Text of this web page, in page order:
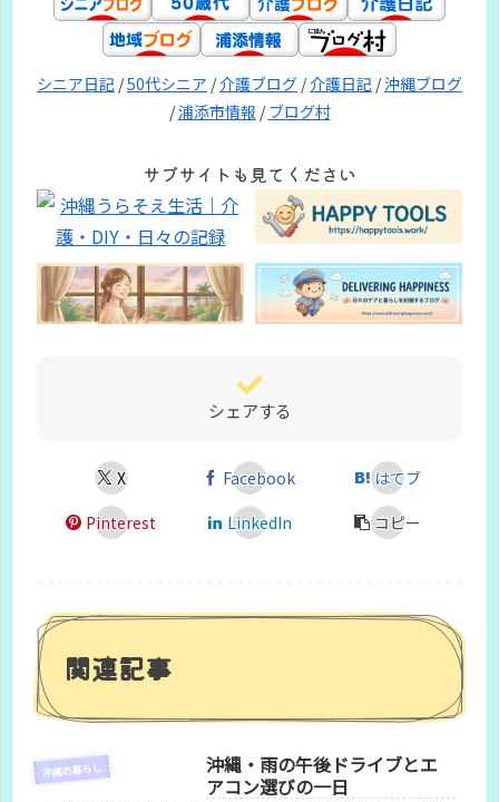
シニア日記 /50代シニア /介護ブログ /介護日記 /沖縄ブログ
/浦添市情報 /ブログ村
サブサイトも見てください
シェアする
X Facebook
はてブ
Pinterest
LinkedIn コピー
関連記事
沖縄の暮らし
沖縄・雨の午後ドライブとエ
アコン選びの一日